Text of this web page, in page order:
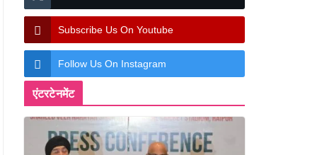
Subscribe Us On Youtube
Follow Us On Instagram
एंटरटेनमेंट